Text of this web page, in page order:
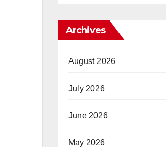
Archives
August 2026
July 2026
June 2026
May 2026